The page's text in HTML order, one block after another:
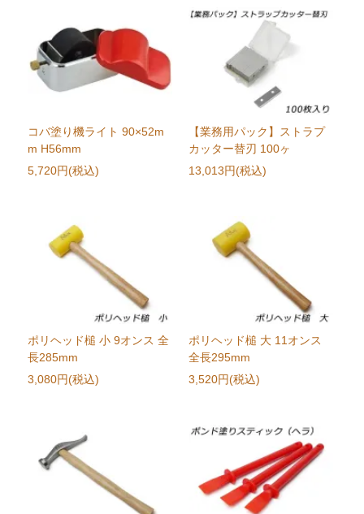
コバ塗り機ライト 90×52m
m H56mm
5,720円(税込)
【業務用パック】ストラプ
カッター替刃 100ヶ
13,013円(税込)
ポリヘッド槌 小 9オンス 全
長285mm
3,080円(税込)
ポリヘッド槌 大 11オンス
全長295mm
3,520円(税込)